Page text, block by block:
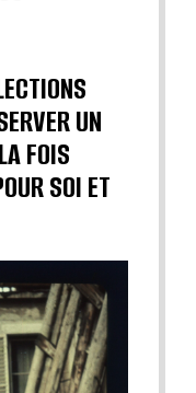
UN
FOIS
SOI ET